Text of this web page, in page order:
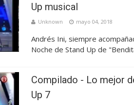
Up musical
Unknown mayo 04, 2018
Andrés Ini, siempre
Noche de Stand Up de
Compilado - Lo mejor
Up 7